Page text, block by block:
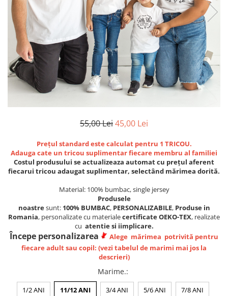
Cadouri barbati
Seturi cadou barbati
Seturi cadou barbati portofel si curea
Ceasuri pentru EL
Cadouri craciun barbati
Cadouri personalizate barbati
Cadouri copii
Cadouri copii bebelusi 0+
Cadouri copii 1 an
Cadouri craciun copii
Sticlă pentru apa Personalizată
Sepci personalizate
Seturi cadou pentru copii KID's Collection
Lenjerii de pat pentru copii
Cadouri Cuplu
Pijamale de dama
Etichete scolare
Sepci personalizate
Bannere personalizate scoli si gradinite
Caserole personalizate sandwich
Saculeti personalizati
Sticla de apa personalizata
Agende si caiete personalizate
55,00 Lei45,00 Lei
Prețul standardeste calculat pentru 1 TRICOU.
Adauga cate un tricou suplimentar fiecare membru al familiei
Costul produsului seactualizeaza automatcu prețul aferent
fiecarui tricou adaugat suplimentar, selectând mărimea dorită.
Material: 100% bumbac, single jersey
Produsele
noastresunt: 100% BUMBAC, PERSONALIZABILE, Produse in
Romania, personalizate cu materialecertificate OEKO-TEX, realizate
cu atentie si iimplicare.
Începe personalizarea Alege mărimea potrivită pentru
fiecare adult sau copil: (vezi tabelul de marimi mai jos la
descrieri)
Marime.:
1/2 ANI 11/12 ANI 3/4 ANI 5/6 ANI 7/8 ANI